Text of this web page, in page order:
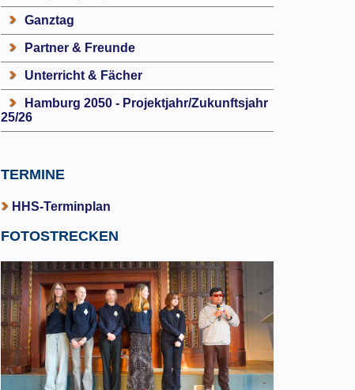
Ganztag
Partner & Freunde
Unterricht & Fächer
Hamburg 2050 - Projektjahr/Zukunftsjahr
25/26
TERMINE
HHS-Terminplan
FOTOSTRECKEN